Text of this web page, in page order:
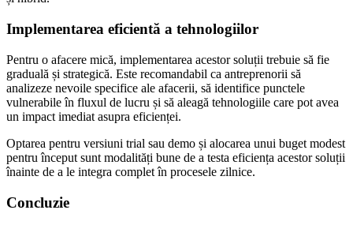
Implementarea eficientă a tehnologiilor
Pentru o afacere mică, implementarea acestor soluții trebuie să fie
graduală și strategică. Este recomandabil ca antreprenorii să
analizeze nevoile specifice ale afacerii, să identifice punctele
vulnerabile în fluxul de lucru și să aleagă tehnologiile care pot avea
un impact imediat asupra eficienței.
Optarea pentru versiuni trial sau demo și alocarea unui buget modest
pentru început sunt modalități bune de a testa eficiența acestor soluții
înainte de a le integra complet în procesele zilnice.
Concluzie